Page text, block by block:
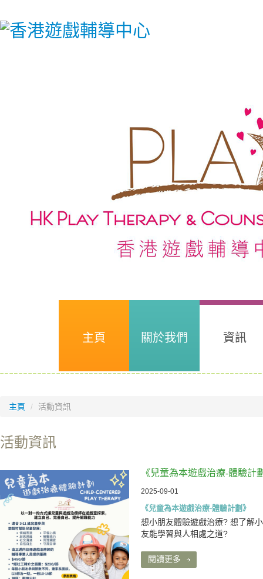
主頁 關於我們 資訊
主頁 / 活動資訊
活動資訊
《兒童為本遊戲治療-體驗計
2025-09-01
《兒童為本遊戲治療-體驗計劃》
想小朋友體驗遊戲治療? 想了解
友能學習與人相處之道?
閱讀更多